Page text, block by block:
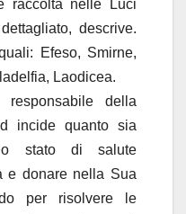
raccolta nelle Luci
descrive.
Efeso, Smirne,
Laodicea.
della
incide quanto sia
lo stato di salute
e donare nella Sua
per risolvere le